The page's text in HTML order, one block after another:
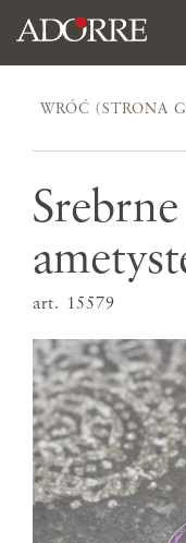
WRÓĆ (STRONA
art. 15579